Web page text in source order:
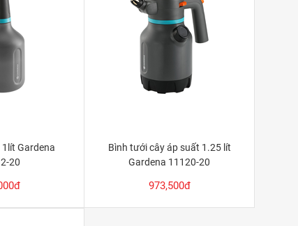
Gardena
20
Bình tưới cây áp suất 1.25 lít
Gardena 11120-20
973,500đ